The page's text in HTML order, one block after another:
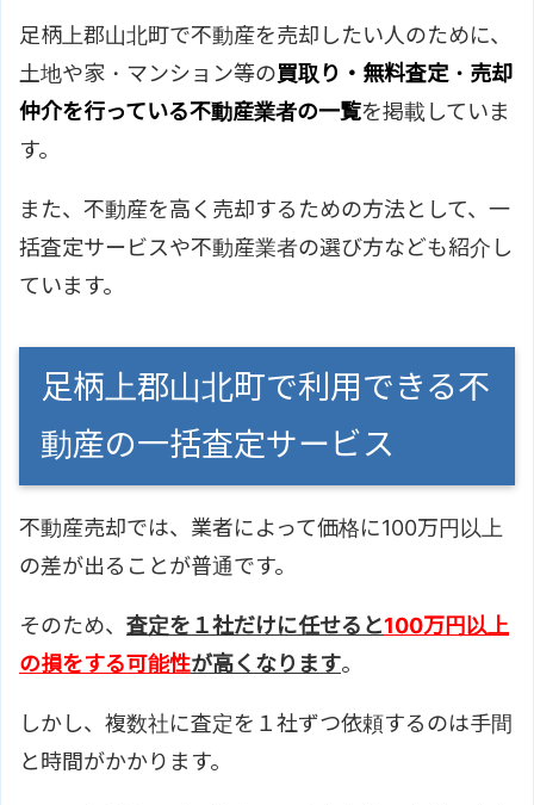
足柄上郡山北町で不動産を売却したい人のために、
土地や家・マンション等の買取り・無料査定・売却
仲介を行っている不動産業者の一覧を掲載していま
す。
また、不動産を高く売却するための方法として、一
括査定サービスや不動産業者の選び方なども紹介し
ています。
足柄上郡山北町で利用できる不
動産の一括査定サービス
不動産売却では、業者によって価格に100万円以上
の差が出ることが普通です。
そのため、 査定を１社だけに任せると100万円以上
の損をする可能性が高くなります。
しかし、複数社に査定を１社ずつ依頼するのは手間
と時間がかかります。